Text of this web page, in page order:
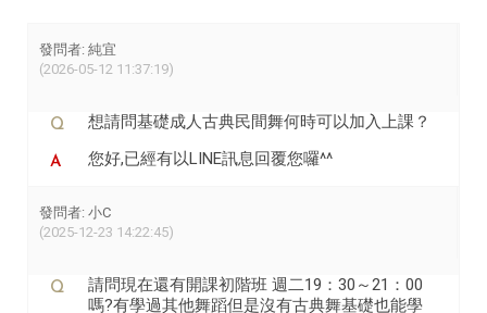
發問者: 純宜
(2026-05-12 11:37:19)
想請問基礎成人古典民間舞何時可以加入上課？
您好,已經有以LINE訊息回覆您囉^^
發問者: 小C
(2025-12-23 14:22:45)
請問現在還有開課初階班 週二19：30～21：00
嗎?有學過其他舞蹈但是沒有古典舞基礎也能學